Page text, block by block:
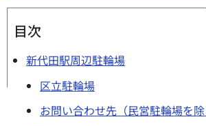
目次
新代田駅周辺駐輪場
区立駐輪場
お問い合わせ先（民営駐輪場を除